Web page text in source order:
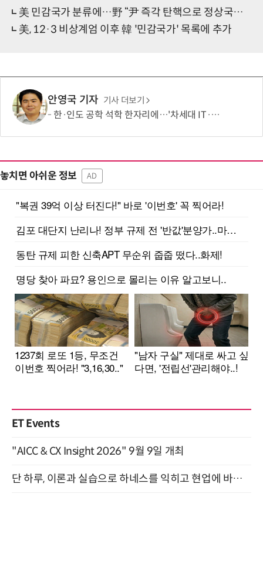
美 민감국가 분류에…野 “尹 즉각 탄핵으로 정상국가 되돌려야”
美, 12·3 비상계엄 이후 韓 '민감국가' 목록에 추가
안영국 기자 기사 더보기
한·인도 공학 석학 한자리에…'차세대 IT·창의적 컴퓨팅' 협력 모색
놓치면 아쉬운 정보 AD
ET Events
"AICC & CX Insight 2026" 9월 9일 개최
단 하루, 이론과 실습으로 하네스를 익히고 현업에 바로 쓰는 핸즈온 워크숍 (8/20)